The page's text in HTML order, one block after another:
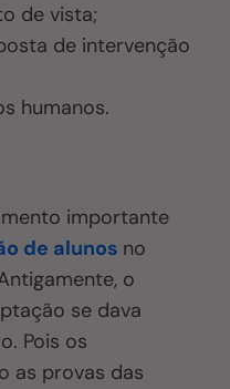
de vista;
de intervenção
humanos.
importante
de alunos no
o
se dava
. Pois os
as provas das